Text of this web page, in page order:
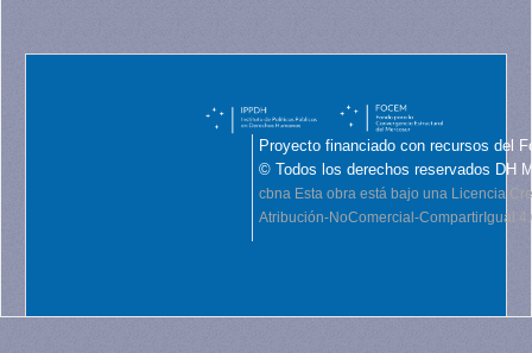
Proyecto financiado con recursos del
© Todos los derechos reservados DH
cbna Esta obra está bajo una Licencia
Atribución-NoComercial-CompartirIgual